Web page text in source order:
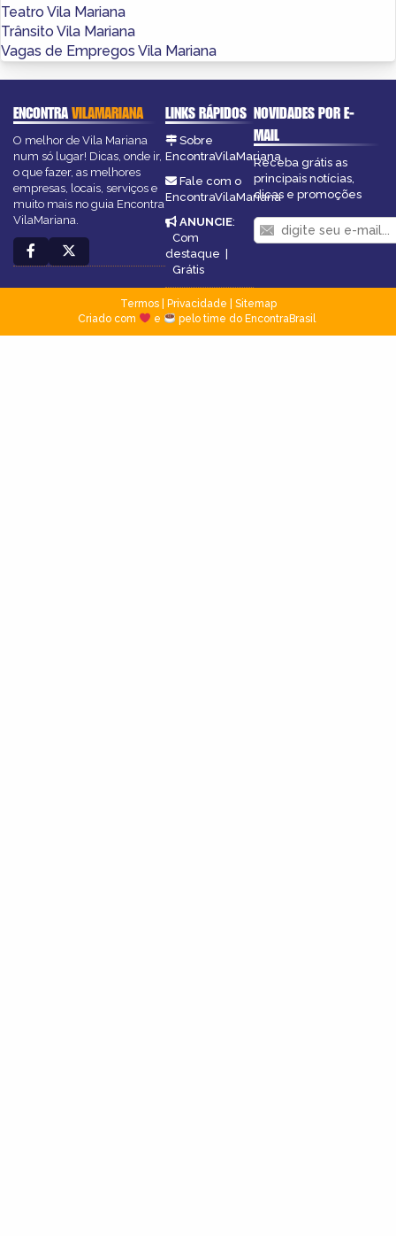
Teatro Vila Mariana
Trânsito Vila Mariana
Vagas de Empregos Vila Mariana
ENCONTRAVILAMARIANA
O melhor de Vila Mariana
num só lugar! Dicas, onde ir,
o que fazer, as melhores
empresas, locais, serviços e
muito mais no guia Encontra
VilaMariana.
LINKS RÁPIDOS
Sobre
EncontraVilaMariana
Fale com o
EncontraVilaMariana
ANUNCIE:
Com
destaque
Grátis
NOVIDADES POR E-
MAIL
Receba grátis as
principais notícias,
dicas e promoções
Termos| Privacidade
Sitemap
Criado com
e pelo time do EncontraBrasil